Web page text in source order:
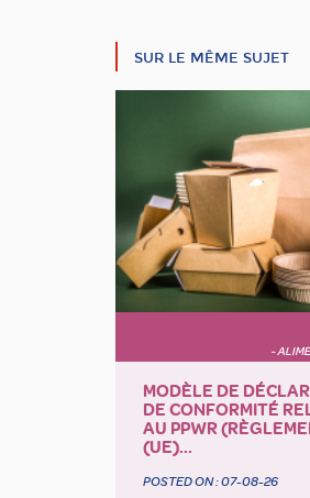
SUR LE MÊME SUJET
-
MODÈLE DE
DE CONFORMITÉ
AU PPWR
(UE)...
POSTED ON :07-08-26